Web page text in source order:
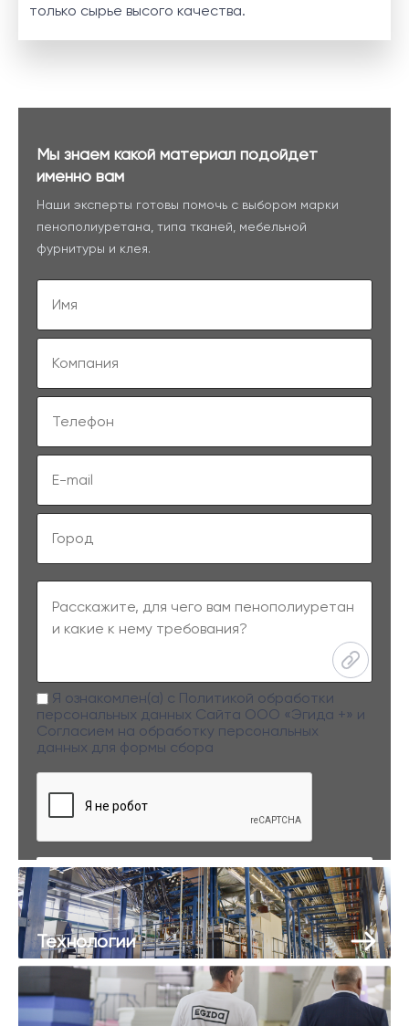
только сырье высого качества.
Мы знаем какой материал подойдет
именно вам
Наши эксперты готовы помочь с выбором марки
пенополиуретана, типа тканей, мебельной
фурнитуры и клея.
Заполняя данную форму вы даете свое согласие на обработку
персональных данных
Я ознакомлен(а) с Политикой обработки
персональных данных Сайта ООО «Эгида +» и
Согласием на обработку персональных
данных для формы сбора
Технологии